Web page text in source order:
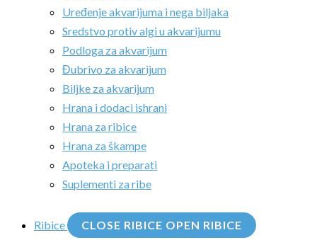
Uređenje akvarijuma i nega biljaka
Sredstvo protiv algi u akvarijumu
Podloga za akvarijum
Đubrivo za akvarijum
Biljke za akvarijum
Hrana i dodaci ishrani
Hrana za ribice
Hrana za škampe
Apoteka i preparati
Suplementi za ribe
Ribice CLOSE RIBICE OPEN RIBICE